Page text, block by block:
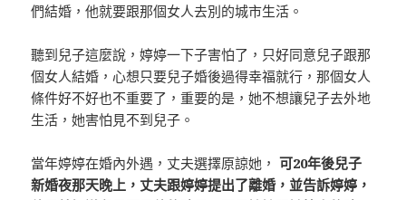
們結婚，他就要跟那個女人去別的城市生活。
聽到兒子這麼說，婷婷一下子害怕了，只好同意兒子跟那
個女人結婚，心想只要兒子婚後過得幸福就行，那個女人
條件好不好也不重要了，重要的是，她不想讓兒子去外地
生活，她害怕見不到兒子。
當年婷婷在婚內外遇，丈夫選擇原諒她，可20年後兒子
新婚夜那天晚上，丈夫跟婷婷提出了離婚，並告訴婷婷，